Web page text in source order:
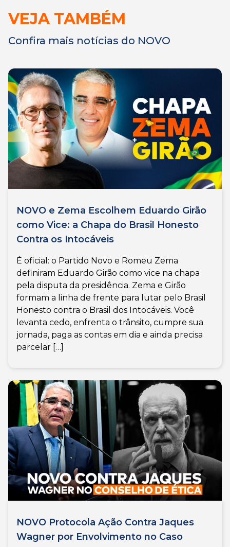
VEJA TAMBÉM
Confira mais notícias do NOVO
NOVO e Zema Escolhem Eduardo Girão
como Vice: a Chapa do Brasil Honesto
Contra os Intocáveis
É oficial: o Partido Novo e Romeu Zema
definiram Eduardo Girão como vice na chapa
pela disputa da presidência. Zema e Girão
formam a linha de frente para lutar pelo Brasil
Honesto contra o Brasil dos Intocáveis. Você
levanta cedo, enfrenta o trânsito, cumpre sua
jornada, paga as contas em dia e ainda precisa
parcelar […]
NOVO Protocola Ação Contra Jaques
Wagner por Envolvimento no Caso